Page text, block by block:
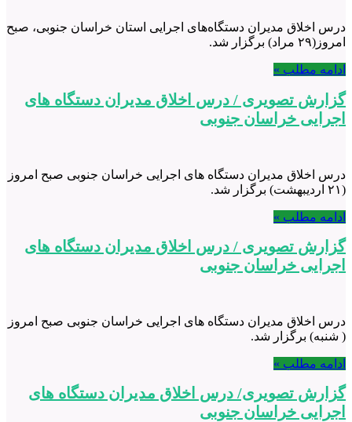
درس اخلاق مدیران دستگاه‌های اجرایی استان خراسان جنوبی، صبح
امروز(۲۹ مراد) برگزار شد.
ادامه مطلب »
گزارش تصویری / درس اخلاق مدیران دستگاه های
اجرایی خراسان جنوبی
درس اخلاق مدیران دستگاه های اجرایی خراسان جنوبی صبح امروز
(۲۱ اردیبهشت) برگزار شد.
ادامه مطلب »
گزارش تصویری / درس اخلاق مدیران دستگاه های
اجرایی خراسان جنوبی
درس اخلاق مدیران دستگاه های اجرایی خراسان جنوبی صبح امروز
( شنبه) برگزار شد.
ادامه مطلب »
گزارش تصویری/ درس اخلاق مدیران دستگاه های
اجرایی خراسان جنوبی